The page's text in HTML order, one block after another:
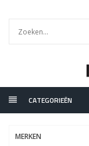
CATEGORIEËN
MERKEN